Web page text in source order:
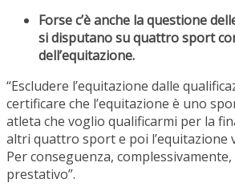
Forse c’è anche la questione
si disputano su quattro sport
dell’equitazione.
“Escludere l’equitazione dalle
certificare che l’equitazione è uno
atleta che voglio qualificarmi per la
altri quattro sport e poi l’equitazione
Per conseguenza,
prestativo”.